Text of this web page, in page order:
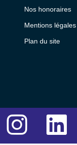
Nos honoraires
Mentions légales
Plan du site